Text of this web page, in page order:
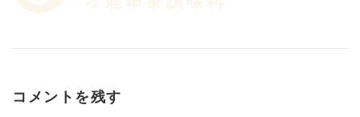
コメントを残す